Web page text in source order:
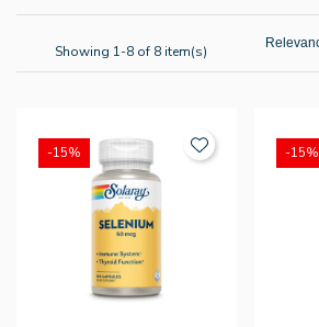
Showing 1-8 of 8 item(s)
-15% -15%